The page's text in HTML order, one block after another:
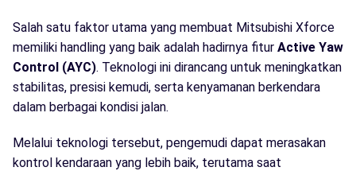
Salah satu faktor utama yang membuat Mitsubishi Xforce
memiliki handling yang baik adalah hadirnya fitur Active Yaw
Control (AYC). Teknologi ini dirancang untuk meningkatkan
stabilitas, presisi kemudi, serta kenyamanan berkendara
dalam berbagai kondisi jalan.
Melalui teknologi tersebut, pengemudi dapat merasakan
kontrol kendaraan yang lebih baik, terutama saat